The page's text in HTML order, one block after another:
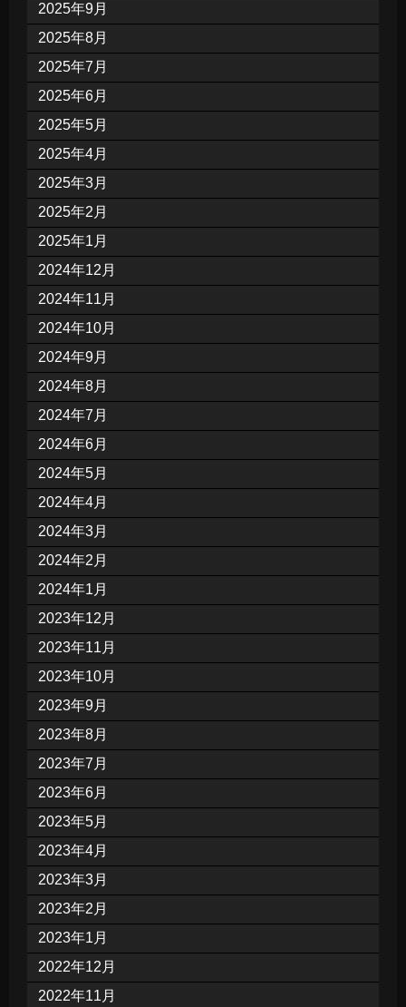
2025年9月
2025年8月
2025年7月
2025年6月
2025年5月
2025年4月
2025年3月
2025年2月
2025年1月
2024年12月
2024年11月
2024年10月
2024年9月
2024年8月
2024年7月
2024年6月
2024年5月
2024年4月
2024年3月
2024年2月
2024年1月
2023年12月
2023年11月
2023年10月
2023年9月
2023年8月
2023年7月
2023年6月
2023年5月
2023年4月
2023年3月
2023年2月
2023年1月
2022年12月
2022年11月